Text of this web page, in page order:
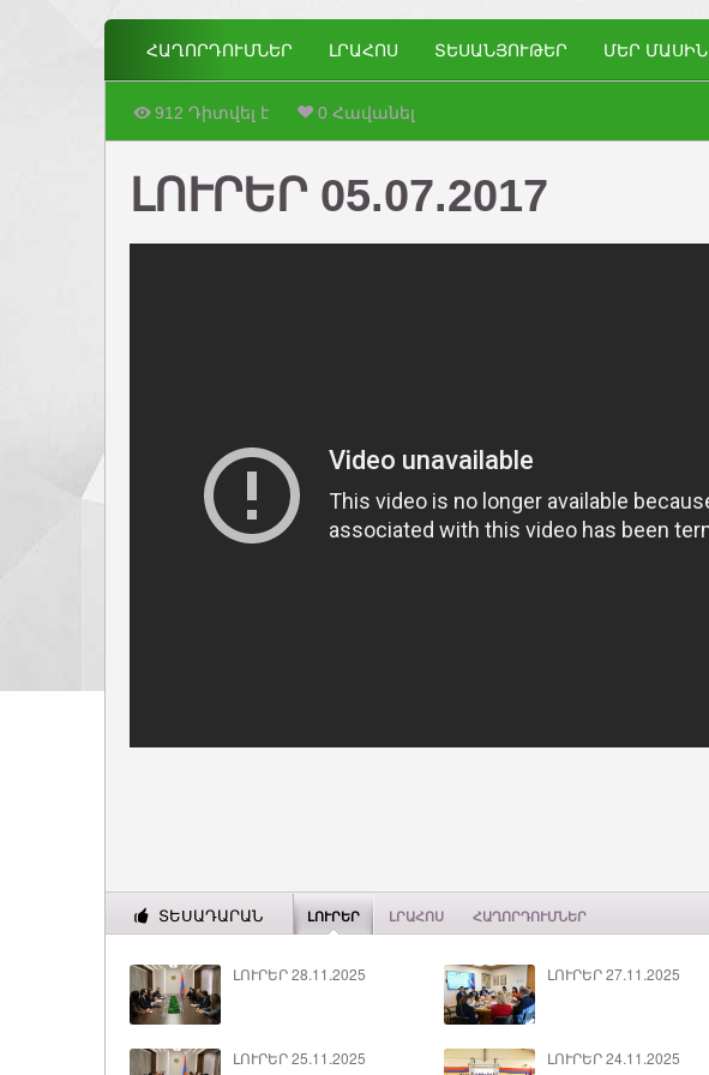
ՀԱՂՈՐԴՈՒՄՆԵՐ ԼՐԱՀՈՍ ՏԵՍԱՆՅՈՒԹԵՐ ՄԵՐ ՄԱՍԻՆ
912 Դիտվել է 0 Հավանել
ԼՈՒՐԵՐ 05.07.2017
ՏԵՍԱԴԱՐԱՆ ԼՈՒՐԵՐ ԼՐԱՀՈՍ ՀԱՂՈՐԴՈՒՄՆԵՐ
ԼՈՒՐԵՐ 28.11.2025 ԼՈՒՐԵՐ 27.11.2025
ԼՈՒՐԵՐ 25.11.2025 ԼՈՒՐԵՐ 24.11.2025